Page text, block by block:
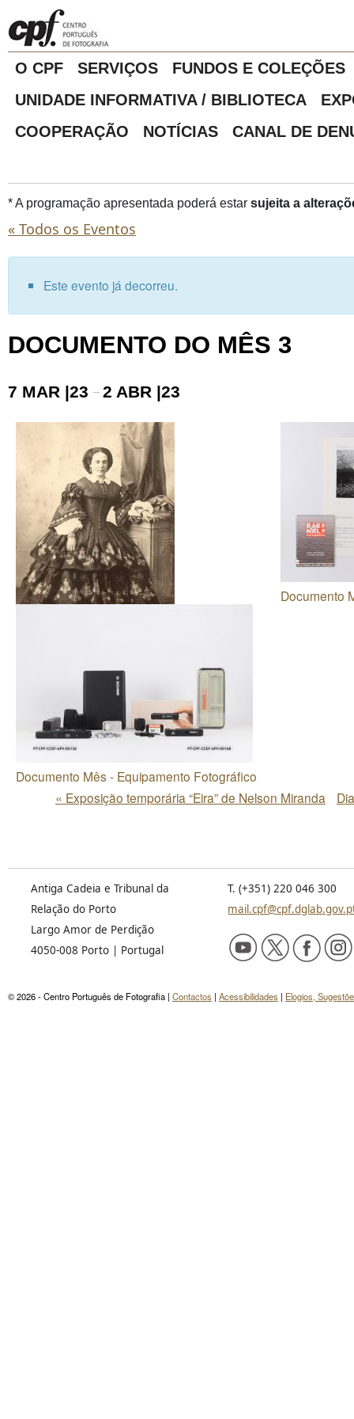
O CPF SERVIÇOS
FUNDOS E COLEÇÕES
UNIDADE INFORMATIVA / BIBLIOTECA
COOPERAÇÃO
NOTÍCIAS CANAL DE
* A programação apresentada poderá estar sujeita a
« Todos os Eventos
Este evento já decorreu.
DOCUMENTO DO MÊS 3
7 MAR |23 – 2 ABR |23
Documento Mês - Fundos e Coleções
Documento
Documento Mês - Equipamento Fotográfico
Navegação
Evento
« Exposição temporária “Eira” de Nelson Miranda
Antiga Cadeia e Tribunal da
Relação do Porto
Largo Amor de Perdição
4050-008 Porto | Portugal
T. (+351) 220 046 300
© 2026 - Centro Português de Fotografia | Contactos | Acessibilidades | Elogios,